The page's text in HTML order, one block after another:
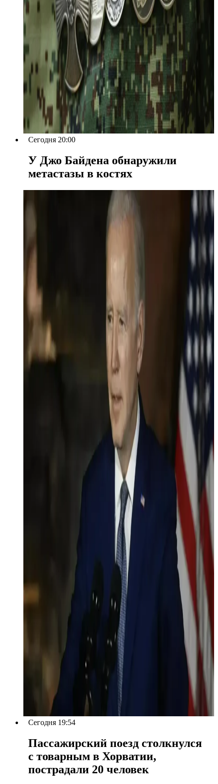
Сегодня 20:00
У Джо Байдена обнаружили
метастазы в костях
Сегодня 19:54
Пассажирский поезд столкнулся
с товарным в Хорватии,
пострадали 20 человек